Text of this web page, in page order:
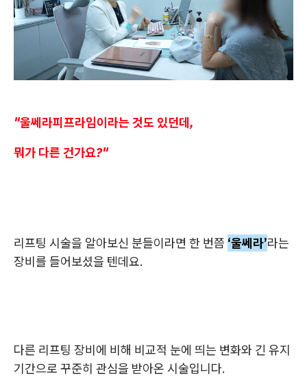
"울쎄라피프라임이라는 것도 있던데,
뭐가 다른 건가요?"
리프팅 시술을 알아보신 분들이라면 한 번쯤 ‘울쎄라’라는
장비를 들어보셨을 텐데요.
다른 리프팅 장비에 비해 비교적 눈에 띄는 변화와 긴 유지
기간으로 꾸준히 관심을 받아온 시술입니다.